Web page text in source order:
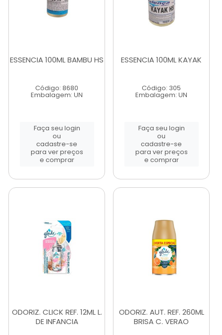
ESSENCIA 100ML BAMBU HS
Código: 8680
Embalagem: UN
Faça seu login
ou
cadastre-se
para ver preços
e comprar
ESSENCIA 100ML KAYAK
Código: 305
Embalagem: UN
Faça seu login
ou
cadastre-se
para ver preços
e comprar
ODORIZ. CLICK REF. 12ML L.
DE INFANCIA
ODORIZ. AUT. REF. 260ML
BRISA C. VERAO